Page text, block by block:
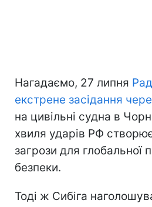
Нагадаємо, 27 липня
екстрене засідання
на цивільні судна в
хвиля ударів РФ
загрози для глобальної
безпеки.
Тоді ж Сибіга